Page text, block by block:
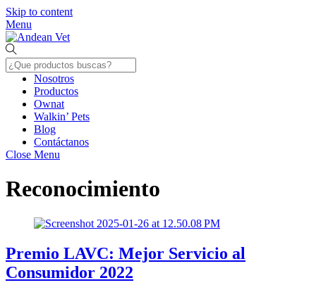
Skip to content
Menu
Nosotros
Productos
Ownat
Walkin’ Pets
Blog
Contáctanos
Close Menu
Reconocimiento
Premio LAVC: Mejor Servicio al
Consumidor 2022